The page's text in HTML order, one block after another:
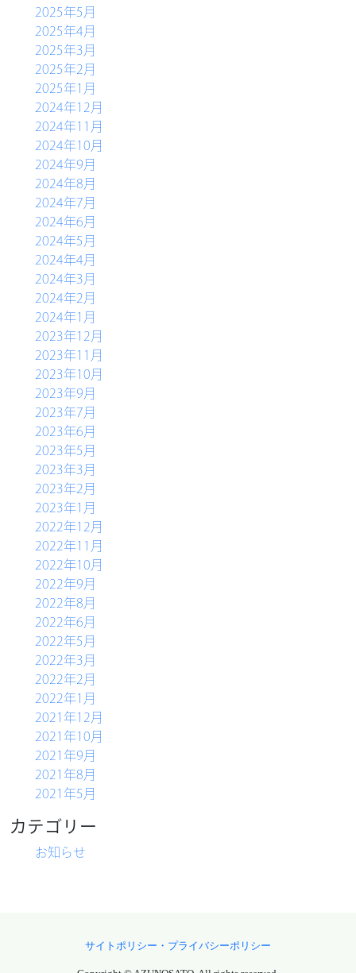
ふるさと木の家
アクセス
2025年5月
2025年4月
2025年3月
2025年2月
2025年1月
2024年12月
2024年11月
2024年10月
2024年9月
2024年8月
2024年7月
2024年6月
2024年5月
2024年4月
2024年3月
2024年2月
2024年1月
2023年12月
2023年11月
2023年10月
2023年9月
2023年7月
2023年6月
2023年5月
2023年3月
2023年2月
2023年1月
2022年12月
2022年11月
2022年10月
2022年9月
2022年8月
2022年6月
2022年5月
2022年3月
2022年2月
2022年1月
2021年12月
2021年10月
2021年9月
2021年8月
2021年5月
カテゴリー
お知らせ
サイトポリシー・プライバシーポリシー